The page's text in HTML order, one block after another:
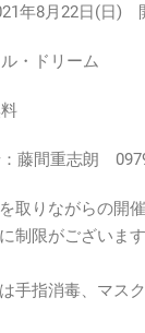
儀
衣
月
日
(日)10:00
年8月22日(日)
・ドリーム
藤間重志朗
りながらの開催
がございます
消毒、マスク